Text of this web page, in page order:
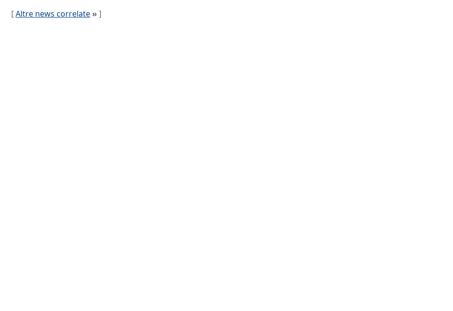
[Altre news correlate » ]